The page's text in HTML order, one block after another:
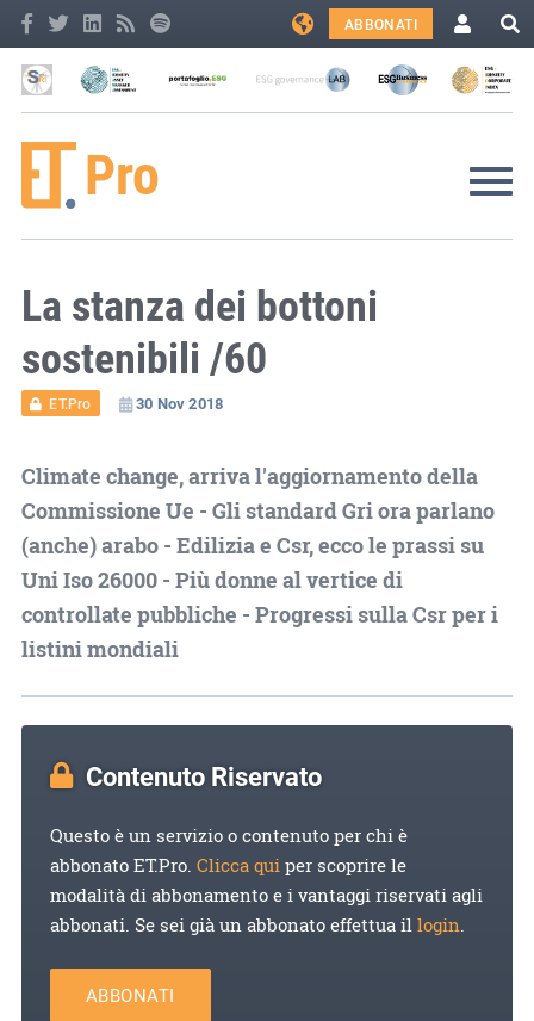
ABBONATI
La stanza dei bottoni
sostenibili /60
ET.Pro 30 Nov 2018
Climate change, arriva l'aggiornamento della
Commissione Ue - Gli standard Gri ora parlano
(anche) arabo - Edilizia e Csr, ecco le prassi su
Uni Iso 26000 - Più donne al vertice di
controllate pubbliche - Progressi sulla Csr per i
listini mondiali
Contenuto Riservato
Questo è un servizio o contenuto per chi è
abbonato ET.Pro. Clicca quiper scoprire le
modalità di abbonamento e i vantaggi riservati agli
abbonati. Se sei già un abbonato effettua illogin.
ABBONATI